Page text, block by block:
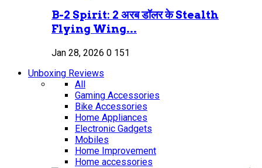
B-2 Spirit: 2 अरब डॉलर के Stealth
Flying Wing...
Jan 28, 2026 0 151
Unboxing Reviews
All
Gaming Accessories
Bike Accessories
Home Appliances
Electronic Gadgets
Mobiles
Home Improvement
Home accessories